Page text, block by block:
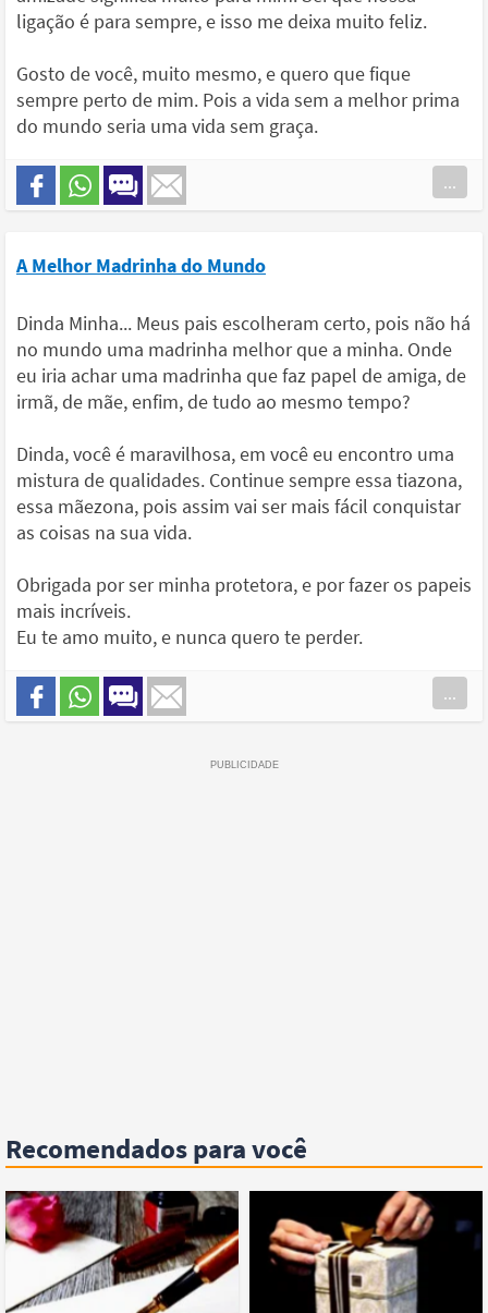
ligação é para sempre, e isso me deixa muito feliz.
Gosto de você, muito mesmo, e quero que fique
sempre perto de mim. Pois a vida sem a melhor prima
do mundo seria uma vida sem graça.
...
A Melhor Madrinha do Mundo
Dinda Minha... Meus pais escolheram certo, pois não há
no mundo uma madrinha melhor que a minha. Onde
eu iria achar uma madrinha que faz papel de amiga, de
irmã, de mãe, enfim, de tudo ao mesmo tempo?
Dinda, você é maravilhosa, em você eu encontro uma
mistura de qualidades. Continue sempre essa tiazona,
essa mãezona, pois assim vai ser mais fácil conquistar
as coisas na sua vida.
Obrigada por ser minha protetora, e por fazer os papeis
mais incríveis.
Eu te amo muito, e nunca quero te perder.
...
Recomendados para você